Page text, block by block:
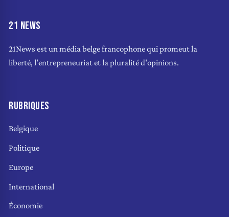
21 NEWS
21News est un média belge francophone qui promeut la
liberté, l'entrepreneuriat et la pluralité d'opinions.
RUBRIQUES
Belgique
Politique
Europe
International
Économie